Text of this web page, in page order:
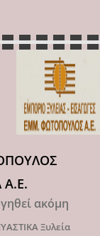
ακόμη
Ξυλεία